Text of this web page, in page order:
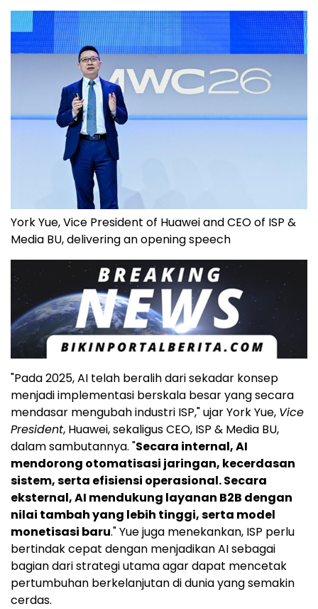
York Yue, Vice President of Huawei and CEO of ISP &
Media BU, delivering an opening speech
"Pada 2025, AI telah beralih dari sekadar konsep
menjadi implementasi berskala besar yang secara
mendasar mengubah industri ISP," ujar York Yue, Vice
President, Huawei, sekaligus CEO, ISP & Media BU,
dalam sambutannya. "Secara internal, AI
mendorong otomatisasi jaringan, kecerdasan
sistem, serta efisiensi operasional. Secara
eksternal, AI mendukung layanan B2B dengan
nilai tambah yang lebih tinggi, serta model
monetisasi baru." Yue juga menekankan, ISP perlu
bertindak cepat dengan menjadikan AI sebagai
bagian dari strategi utama agar dapat mencetak
pertumbuhan berkelanjutan di dunia yang semakin
cerdas.